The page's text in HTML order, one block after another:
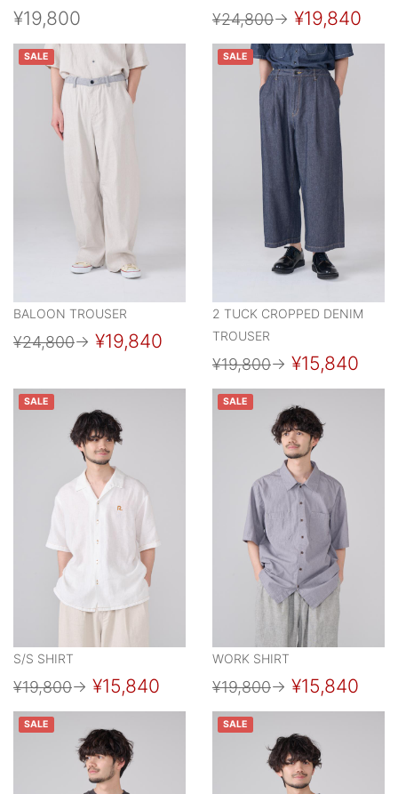
¥19,800 ¥24,800→ ¥19,840
SALE
BALOON TROUSER
¥24,800→ ¥19,840
SALE
2 TUCK CROPPED DENIM
TROUSER
¥19,800→ ¥15,840
SALE
S/S SHIRT
¥19,800→ ¥15,840
SALE
WORK SHIRT
¥19,800→ ¥15,840
SALE SALE